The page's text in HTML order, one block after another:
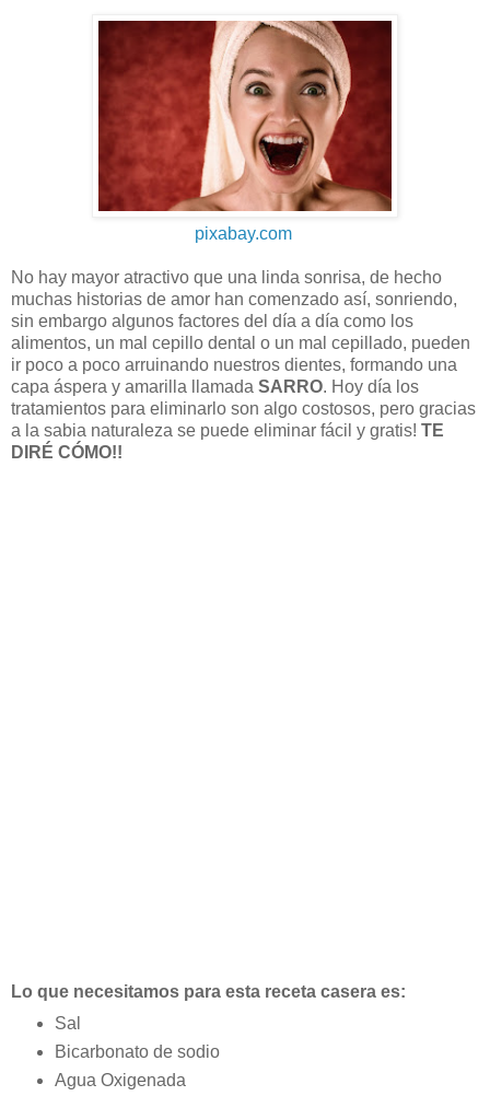
pixabay.com
No hay mayor atractivo que una linda sonrisa, de hecho
muchas historias de amor han comenzado así, sonriendo,
sin embargo algunos factores del día a día como los
alimentos, un mal cepillo dental o un mal cepillado, pueden
ir poco a poco arruinando nuestros dientes, formando una
capa áspera y amarilla llamada SARRO. Hoy día los
tratamientos para eliminarlo son algo costosos, pero gracias
a la sabia naturaleza se puede eliminar fácil y gratis! TE
DIRÉ CÓMO!!
Lo que necesitamos para esta receta casera es:
Sal
Bicarbonato de sodio
Agua Oxigenada